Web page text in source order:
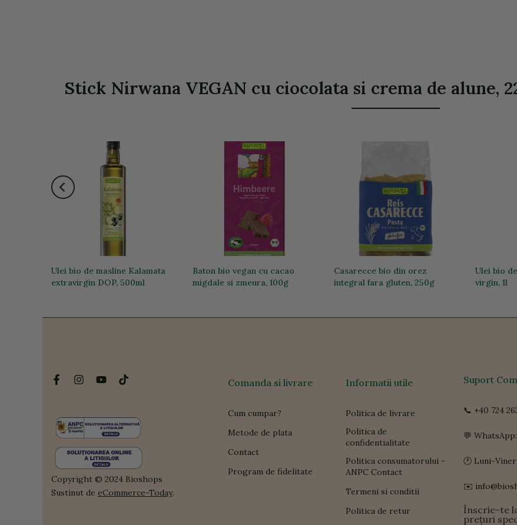
Stick Nirwana VEGAN cu ciocolata si crema de alune,
Ulei bio de masline Kalamata
extravirgin DOP, 500ml
Baton bio vegan cu cacao
migdale si zmeura, 100g
Casarecce bio din orez
integral fara gluten, 250g
Ulei bio
virgin, 1l
Copyright © 2024 Bioshops
Sustinut de eCommerce-Today.
Comanda si livrare
Cum cumpar?
Metode de plata
Contact
Program de fidelitate
Informatii utile
Politica de livrare
Politica de
confidentialitate
Politica consumatorului -
ANPC Contact
Termeni si conditii
Politica de retur
Suport
📞 +40 724
💬
🕐 Luni-
✉️
Înscrie-te
prețuri